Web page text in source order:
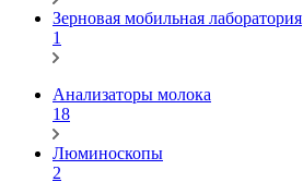
Зерновая мобильная лаборатория
1
Анализаторы молока
18
Люминоскопы
2